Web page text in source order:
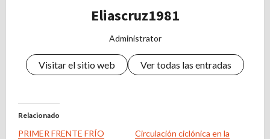
Eliascruz1981
Administrator
Visitar el sitio web Ver todas las entradas
Relacionado
PRIMER FRENTE FRÍO
Circulación ciclónica en la